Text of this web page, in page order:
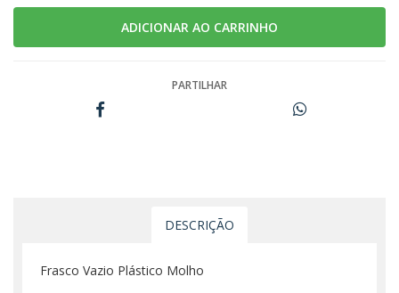
PARTILHAR
DESCRIÇÃO
Frasco Vazio Plástico Molho